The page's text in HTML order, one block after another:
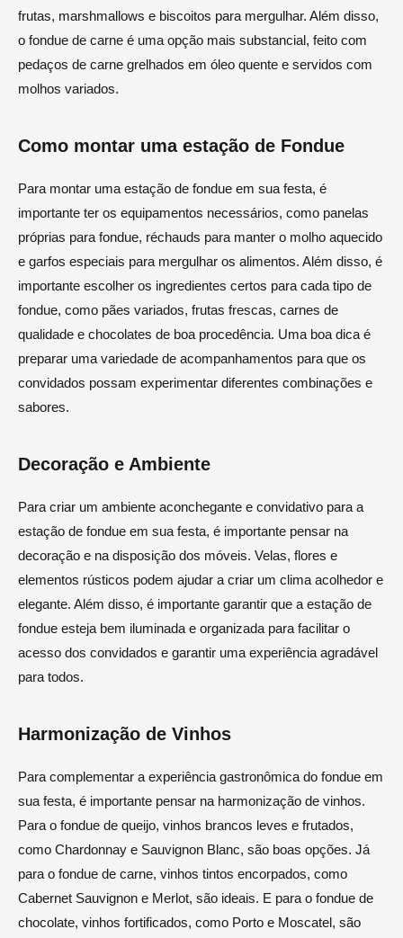
frutas, marshmallows e biscoitos para mergulhar. Além disso,
o fondue de carne é uma opção mais substancial, feito com
pedaços de carne grelhados em óleo quente e servidos com
molhos variados.
Como montar uma estação de Fondue
Para montar uma estação de fondue em sua festa, é
importante ter os equipamentos necessários, como panelas
próprias para fondue, réchauds para manter o molho aquecido
e garfos especiais para mergulhar os alimentos. Além disso, é
importante escolher os ingredientes certos para cada tipo de
fondue, como pães variados, frutas frescas, carnes de
qualidade e chocolates de boa procedência. Uma boa dica é
preparar uma variedade de acompanhamentos para que os
convidados possam experimentar diferentes combinações e
sabores.
Decoração e Ambiente
Para criar um ambiente aconchegante e convidativo para a
estação de fondue em sua festa, é importante pensar na
decoração e na disposição dos móveis. Velas, flores e
elementos rústicos podem ajudar a criar um clima acolhedor e
elegante. Além disso, é importante garantir que a estação de
fondue esteja bem iluminada e organizada para facilitar o
acesso dos convidados e garantir uma experiência agradável
para todos.
Harmonização de Vinhos
Para complementar a experiência gastronômica do fondue em
sua festa, é importante pensar na harmonização de vinhos.
Para o fondue de queijo, vinhos brancos leves e frutados,
como Chardonnay e Sauvignon Blanc, são boas opções. Já
para o fondue de carne, vinhos tintos encorpados, como
Cabernet Sauvignon e Merlot, são ideais. E para o fondue de
chocolate, vinhos fortificados, como Porto e Moscatel, são